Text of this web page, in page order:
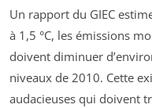
Un rapport du GIEC
à 1,5 °C, les émissions
doivent diminuer
niveaux de 2010. Cette
audacieuses qui doivent